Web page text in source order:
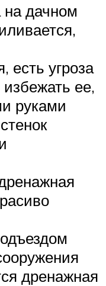
дачном
есть угроза
ее,
руками
дренажная